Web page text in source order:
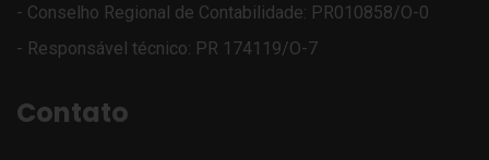
- Conselho Regional de Contabilidade: PR010858/O-0
- Responsável técnico: PR 174119/O-7
Contato